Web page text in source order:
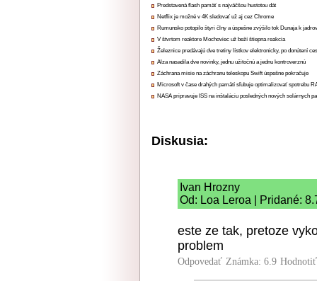
Predstavená flash pamäť s najväčšou hustotou dát
Netflix je možné v 4K sledovať už aj cez Chrome
Rumunsko potopilo štyri člny a úspešne zvýšilo tok Dunaja k
V štvrtom reaktore Mochoviec už beží štiepna reakcia
Železnice predávajú dve tretiny lístkov elektronicky, po donútení
Alza nasadila dve novinky, jednu užitočnú a jednu kontroverznú
Záchrana misie na záchranu teleskopu Swift úspešne pokračuje
Microsoft v čase drahých pamätí sľubuje optimalizovať spotrebu
NASA pripravuje ISS na inštaláciu posledných nových solárnych
Diskusia:
Ivan Hrozny
Od: Loa Leroa | Pridané:
este ze tak, pretoze
problem
Odpovedať Známka: 6.9